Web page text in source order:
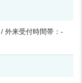
外来受付時間帯：-